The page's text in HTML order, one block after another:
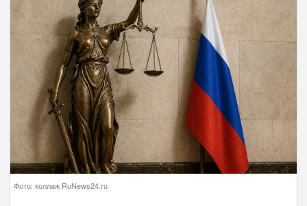
Фото: коллаж RuNews24.ru